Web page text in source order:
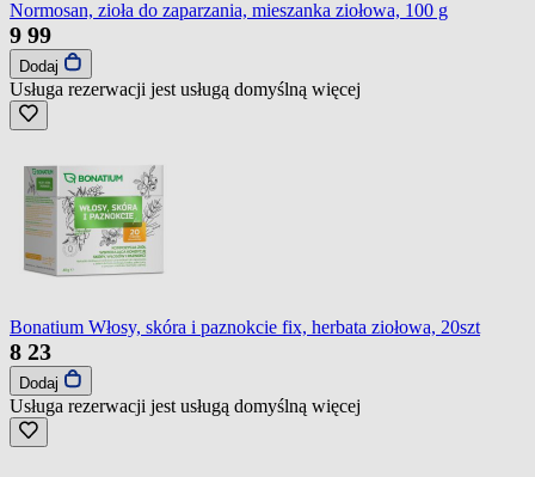
Normosan, zioła do zaparzania, mieszanka ziołowa, 100 g
9 99
Dodaj
Usługa rezerwacji jest usługą domyślną więcej
Bonatium Włosy, skóra i paznokcie fix, herbata ziołowa, 20szt
8 23
Dodaj
Usługa rezerwacji jest usługą domyślną więcej